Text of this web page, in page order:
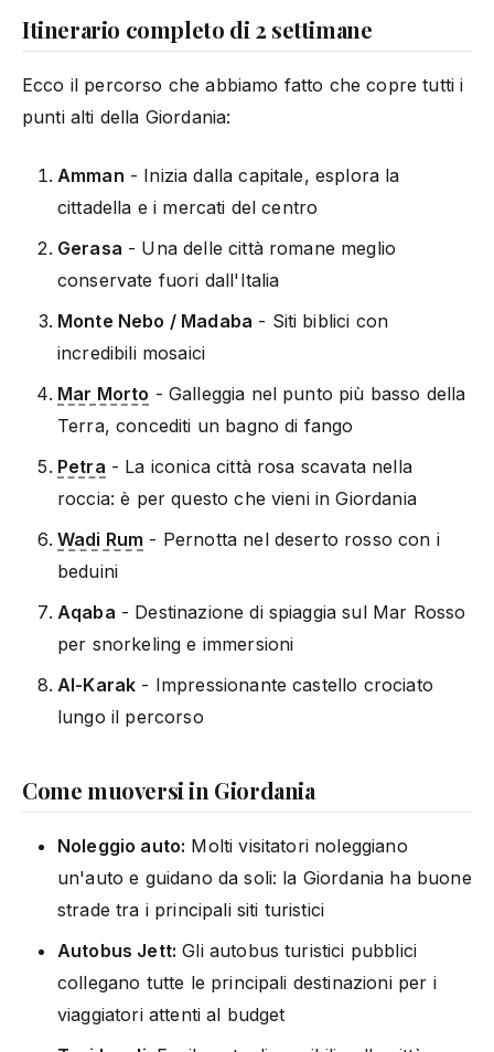
Itinerario completo di 2 settimane
Ecco il percorso che abbiamo fatto che copre tutti i
punti alti della Giordania:
Amman - Inizia dalla capitale, esplora la
cittadella e i mercati del centro
Gerasa - Una delle città romane meglio
conservate fuori dall'Italia
Monte Nebo / Madaba - Siti biblici con
incredibili mosaici
Mar Morto - Galleggia nel punto più basso della
Terra, concediti un bagno di fango
Petra - La iconica città rosa scavata nella
roccia: è per questo che vieni in Giordania
Wadi Rum - Pernotta nel deserto rosso con i
beduini
Aqaba - Destinazione di spiaggia sul Mar Rosso
per snorkeling e immersioni
Al-Karak - Impressionante castello crociato
lungo il percorso
Come muoversi in Giordania
Noleggio auto: Molti visitatori noleggiano
un'auto e guidano da soli: la Giordania ha buone
strade tra i principali siti turistici
Autobus Jett: Gli autobus turistici pubblici
collegano tutte le principali destinazioni per i
viaggiatori attenti al budget